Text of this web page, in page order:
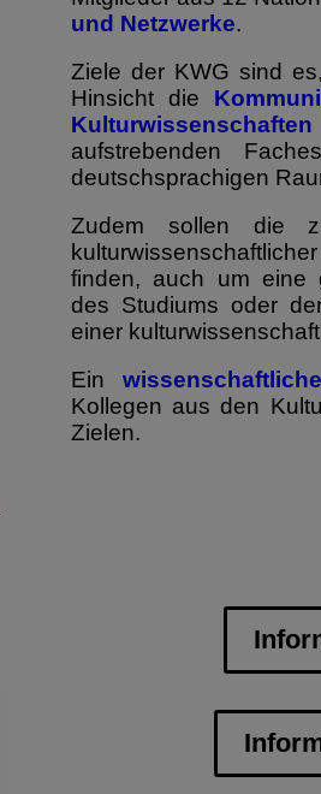
und Netzwerke.
Ziele der KWG sind
Hinsicht die
Kulturwissenschaften
aufstrebenden
deutschsprachigen
Zudem sollen die
finden, auch um eine
des Studiums oder
einer
Ein
Kollegen aus den
Zielen.